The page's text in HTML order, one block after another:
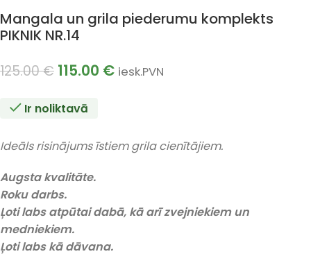
Mangala un grila piederumu komplekts
PIKNIK NR.14
125.00€ 115.00 € iesk.PVN
Ir noliktavā
Ideāls risinājums īstiem grila cienītājiem.
Augsta kvalitāte.
Roku darbs.
Ļoti labs atpūtai dabā, kā arī zvejniekiem un
medniekiem.
Ļoti labs kā dāvana.